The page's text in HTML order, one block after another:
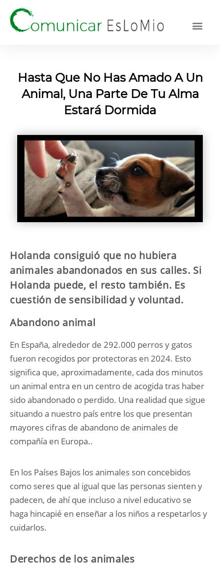
Hasta Que No Has Amado A Un
Animal, Una Parte De Tu Alma
Estará Dormida
Holanda consiguió que no hubiera
animales abandonados en sus calles. Si
Holanda puede, el resto también. Es
cuestión de sensibilidad y voluntad.
Abandono animal
En España, alrededor de 292.000 perros y gatos
fueron recogidos por protectoras en 2024. Esto
significa que, aproximadamente, cada dos minutos
un animal entra en un centro de acogida tras haber
sido abandonado o perdido. Una realidad que sigue
situando a nuestro país entre los que presentan
mayores cifras de abandono de animales de
compañía en Europa..
En los Países Bajos los animales son concebidos
como seres que al igual que las personas sienten y
padecen, de ahí que incluso a nivel educativo se
haga hincapié en enseñar a los niños a respetarlos y
cuidarlos.
Derechos de los animales